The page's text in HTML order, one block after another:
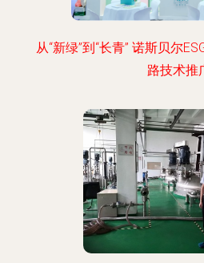
从“新绿”到“长青” 诺斯贝尔
路技术推